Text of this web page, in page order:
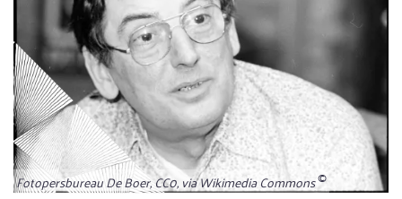
Fotopersbureau De Boer, CC0, via Wikimedia Commons